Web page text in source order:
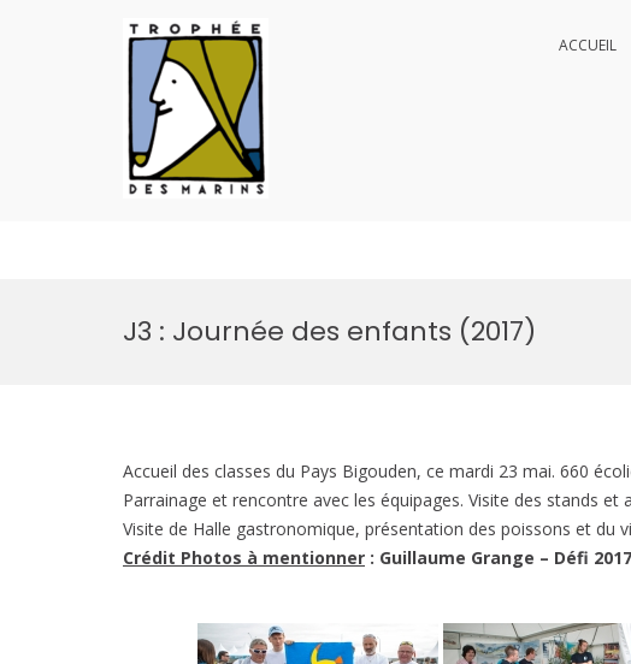
ACCUEIL
J3 : Journée des enfants (2017)
Accueil des classes du Pays Bigouden, ce mardi 23 mai. 660
Parrainage et rencontre avec les équipages. Visite des stands et
Visite de Halle gastronomique, présentation des poissons et du
Crédit Photos à mentionner : Guillaume Grange – Défi